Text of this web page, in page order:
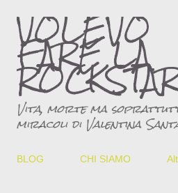
Passa ai contenuti
VOLEVO
FARE LA
Vita, morte ma
miracoli di Valentina
BLOG CHI SIAMO